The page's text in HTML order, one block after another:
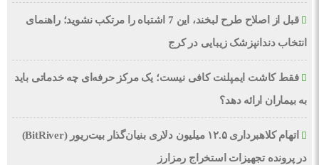
قبل از اصلاح طرح لبخند، این 7 اشتباه را مرتکب نشوید؛ راهنمای
انتخاب دندانپزشک زیبایی در کرج
فقط کاشت ایمپلنت کافی نیست؛ یک مرکز حرفه‌ای چه خدماتی باید
به بیماران ارائه دهد؟
اتهام کلاهبرداری ۱۲.۵ میلیون دلاری بنیان‌گذار بیت‌ریور (BitRiver)
در پرونده تجهیزات استخراج رمزارز